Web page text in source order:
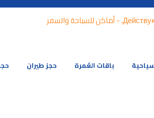
باقات العُمرة حجز طيران